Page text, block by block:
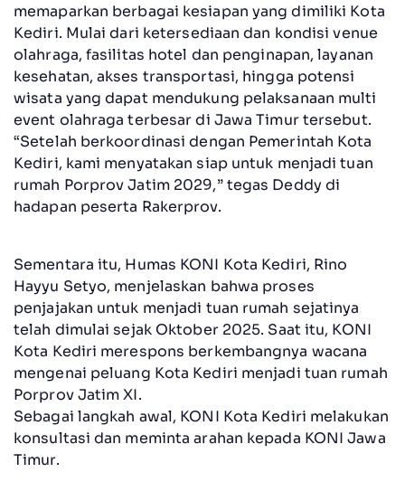
memaparkan berbagai kesiapan yang dimiliki Kota
Kediri. Mulai dari ketersediaan dan kondisi venue
olahraga, fasilitas hotel dan penginapan, layanan
kesehatan, akses transportasi, hingga potensi
wisata yang dapat mendukung pelaksanaan multi
event olahraga terbesar di Jawa Timur tersebut.
“Setelah berkoordinasi dengan Pemerintah Kota
Kediri, kami menyatakan siap untuk menjadi tuan
rumah Porprov Jatim 2029,” tegas Deddy di
hadapan peserta Rakerprov.
Sementara itu, Humas KONI Kota Kediri, Rino
Hayyu Setyo, menjelaskan bahwa proses
penjajakan untuk menjadi tuan rumah sejatinya
telah dimulai sejak Oktober 2025. Saat itu, KONI
Kota Kediri merespons berkembangnya wacana
mengenai peluang Kota Kediri menjadi tuan rumah
Porprov Jatim XI.
Sebagai langkah awal, KONI Kota Kediri melakukan
konsultasi dan meminta arahan kepada KONI Jawa
Timur.